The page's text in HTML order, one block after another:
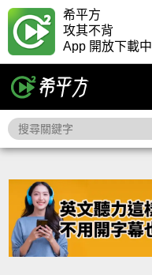
希平方
攻其不背
App 開放下載中